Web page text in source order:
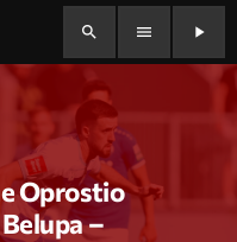
search menu play_arrow
Oprostio
–